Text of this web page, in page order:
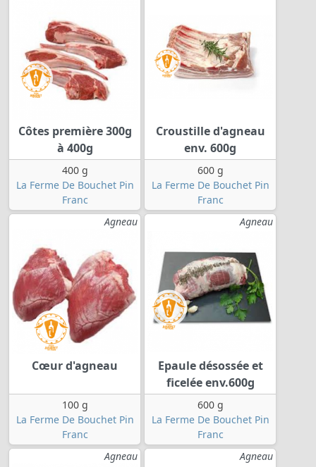
Côtes première 300g
à 400g
400 g
La Ferme De Bouchet Pin
Franc
Croustille d'agneau
env. 600g
600 g
La Ferme De Bouchet Pin
Franc
Agneau
Cœur d'agneau
100 g
La Ferme De Bouchet Pin
Franc
Agneau
Epaule désossée et
ficelée env.600g
600 g
La Ferme De Bouchet Pin
Franc
Agneau
Agneau